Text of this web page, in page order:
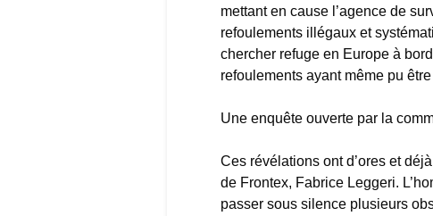
mettant en cause l’agence de
refoulements illégaux et
chercher refuge en Europe à
refoulements ayant même pu
Une enquête ouverte par la
Ces révélations ont d’ores et
de Frontex, Fabrice Leggeri.
passer sous silence plusieurs